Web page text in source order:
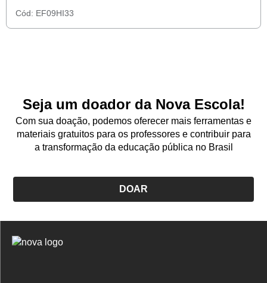
Cód: EF09HI33
Seja um doador da Nova Escola!
Com sua doação, podemos oferecer mais ferramentas e
materiais gratuitos para os professores e contribuir para
a transformação da educação pública no Brasil
DOAR
Logo